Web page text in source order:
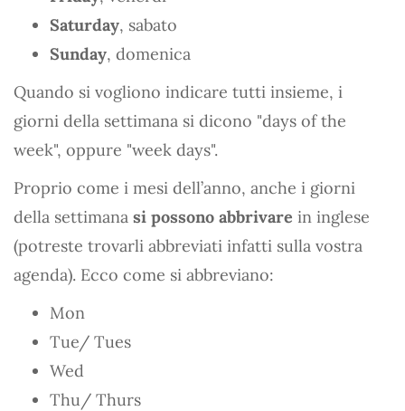
Saturday, sabato
Sunday, domenica
Quando si vogliono indicare tutti insieme, i
giorni della settimana si dicono "days of the
week", oppure "week days".
Proprio come i mesi dell’anno, anche i giorni
della settimana si possono abbrivare in inglese
(potreste trovarli abbreviati infatti sulla vostra
agenda). Ecco come si abbreviano:
Mon
Tue/ Tues
Wed
Thu/ Thurs